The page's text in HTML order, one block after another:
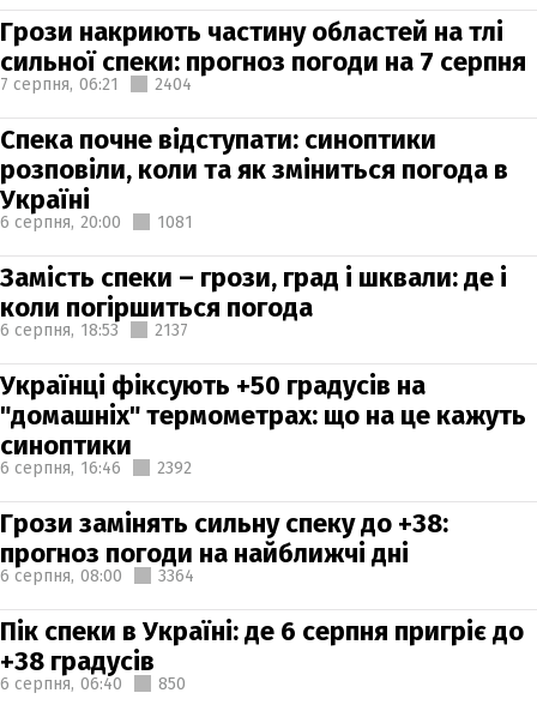
Грози накриють частину областей на тлі
сильної спеки: прогноз погоди на 7 серпня
7 серпня, 06:21 2404
Спека почне відступати: синоптики
розповіли, коли та як зміниться погода в
Україні
6 серпня, 20:00 1081
Замість спеки – грози, град і шквали: де і
коли погіршиться погода
6 серпня, 18:53 2137
Українці фіксують +50 градусів на
"домашніх" термометрах: що на це кажуть
синоптики
6 серпня, 16:46 2392
Грози замінять сильну спеку до +38:
прогноз погоди на найближчі дні
6 серпня, 08:00 3364
Пік спеки в Україні: де 6 серпня пригріє до
+38 градусів
6 серпня, 06:40 850